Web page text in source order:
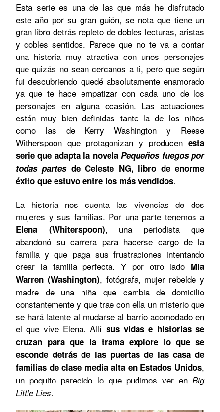
Esta serie es una de las que más he disfrutado
este año por su gran guión,se nota que tiene un
gran libro detrás repleto de dobles lecturas, aristas
y dobles sentidos. Parece que no te va a contar
una historia muy atractiva con unos personajes
que quizás no sean cercanos a ti, pero que según
fui descubriendo quedé absolutamente enamorado
ya que te hace empatizar con cada uno de los
personajes en alguna ocasión. Las actuaciones
están muy bien definidas tanto la de los niños
como las de Kerry Washington y Reese
Witherspoon que protagonizan y producen esta
serie que adapta la novela Pequeños fuegos por
todas partesde Celeste NG, libro de enorme
éxito que estuvo entre los más vendidos.
La historia nos cuenta las vivencias de dos
mujeres y sus familias. Por una parte tenemos a
Elena (Whiterspoon), una periodista que
abandonó su carrera para hacerse cargo de la
familia y que paga sus frustraciones intentando
crear la familia perfecta. Y por otro lado Mia
Warren (Washington), fotógrafa, mujer rebelde y
madre de una niña que cambia de domicilio
constantemente y que trae con ella un misterio que
se hará latente al mudarse al barrio acomodado en
el que vive Elena. Allí sus vidas e historias se
cruzan para que la trama explore lo que se
esconde detrás de las puertas de las casa de
familias de clase media alta en Estados Unidos,
un poquito parecido lo que pudimos ver en Big
Little Lies.